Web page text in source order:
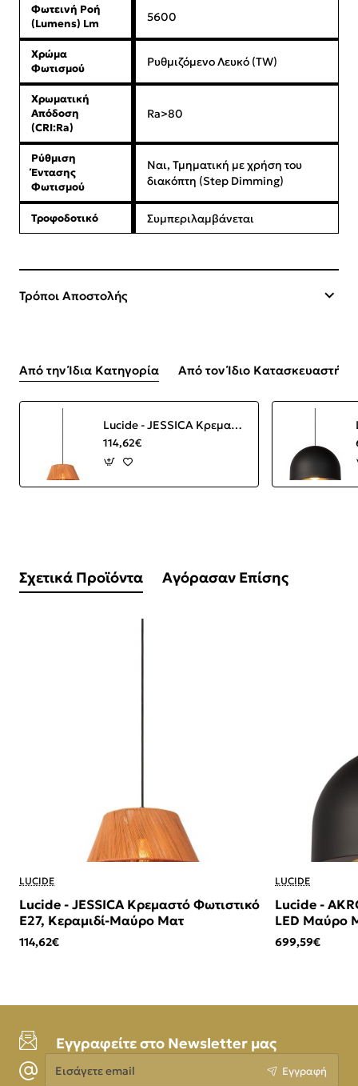
Φωτεινή Ροή
(Lumens) Lm
5600
Χρώμα
Φωτισμού
Ρυθμιζόμενο Λευκό (TW)
Χρωματική
Απόδοση
(CRI:Ra)
Ra>80
Ρύθμιση
Έντασης
Φωτισμού
Ναι, Τμηματική με χρήση του
διακόπτη (Step Dimming)
Τροφοδοτικό Συμπεριλαμβάνεται
Τρόποι Αποστολής
Από την Ίδια Κατηγορία Από τον Ίδιο Κατασκευαστή
Lucide - JESSICA Κρεμαστό Φωτιστικό E27, Κεραμιδί-Μαύρο Ματ
114,62€
Σχετικά Προϊόντα Αγόρασαν Επίσης
LUCIDE
Lucide - JESSICA Κρεμαστό Φωτιστικό
E27, Κεραμιδί-Μαύρο Ματ
114,62€
LUCIDE
Lucide -
LED Μαύρο
699,59€
Εγγραφείτε στο Newsletter μας
Εισάγετε
email
Εγγραφή